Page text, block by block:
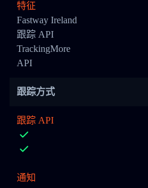
特征
Fastway Ireland
跟踪 API
TrackingMore
API
跟踪方式
跟踪 API
通知